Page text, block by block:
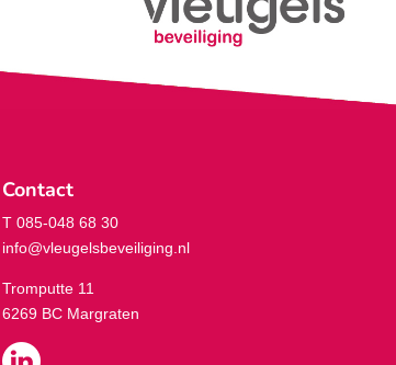
Contact
T 085-048 68 30
info@vleugelsbeveiliging.nl
Tromputte 11
6269 BC Margraten